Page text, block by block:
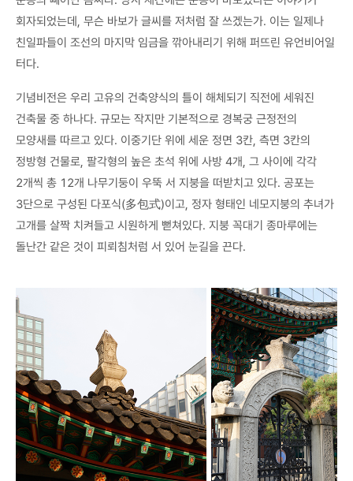
회자되었는데, 무슨 바보가 글씨를 저처럼 잘 쓰겠는가. 이는 일제나
친일파들이 조선의 마지막 임금을 깎아내리기 위해 퍼뜨린 유언비어일
터다.
기념비전은 우리 고유의 건축양식의 틀이 해체되기 직전에 세워진
건축물 중 하나다. 규모는 작지만 기본적으로 경복궁 근정전의
모양새를 따르고 있다. 이중기단 위에 세운 정면 3칸, 측면 3칸의
정방형 건물로, 팔각형의 높은 초석 위에 사방 4개, 그 사이에 각각
2개씩 총 12개 나무기둥이 우뚝 서 지붕을 떠받치고 있다. 공포는
3단으로 구성된 다포식(多包式)이고, 정자 형태인 네모지붕의 추녀가
고개를 살짝 치켜들고 시원하게 뻗쳐있다. 지붕 꼭대기 종마루에는
돌난간 같은 것이 피뢰침처럼 서 있어 눈길을 끈다.